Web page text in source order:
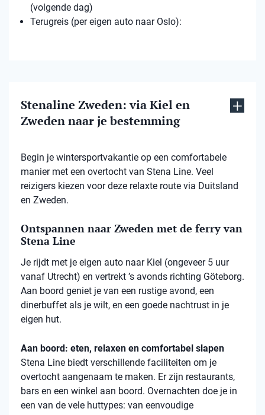
(volgende dag)
Terugreis (per eigen auto naar Oslo):
Stenaline Zweden: via Kiel en
Zweden naar je bestemming
Begin je wintersportvakantie op een comfortabele
manier met een overtocht van Stena Line. Veel
reizigers kiezen voor deze relaxte route via Duitsland
en Zweden.
Ontspannen naar Zweden met de ferry van
Stena Line
Je rijdt met je eigen auto naar Kiel (ongeveer 5 uur
vanaf Utrecht) en vertrekt ’s avonds richting Göteborg.
Aan boord geniet je van een rustige avond, een
dinerbuffet als je wilt, en een goede nachtrust in je
eigen hut.
Aan boord: eten, relaxen en comfortabel slapen
Stena Line biedt verschillende faciliteiten om je
overtocht aangenaam te maken. Er zijn restaurants,
bars en een winkel aan boord. Overnachten doe je in
een van de vele huttypes: van eenvoudige